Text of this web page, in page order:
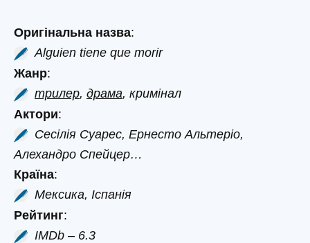
Оригінальна назва:
Alguien tiene que morir
Жанр:
трилер, драма, кримінал
Актори:
Сесілія Суарес, Ернесто Альтеріо,
Алехандро Спейцер…
Країна:
Мексика, Іспанія
Рейтинг:
IMDb – 6.3